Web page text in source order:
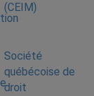
(CEIM)
Société
québécoise de
droit